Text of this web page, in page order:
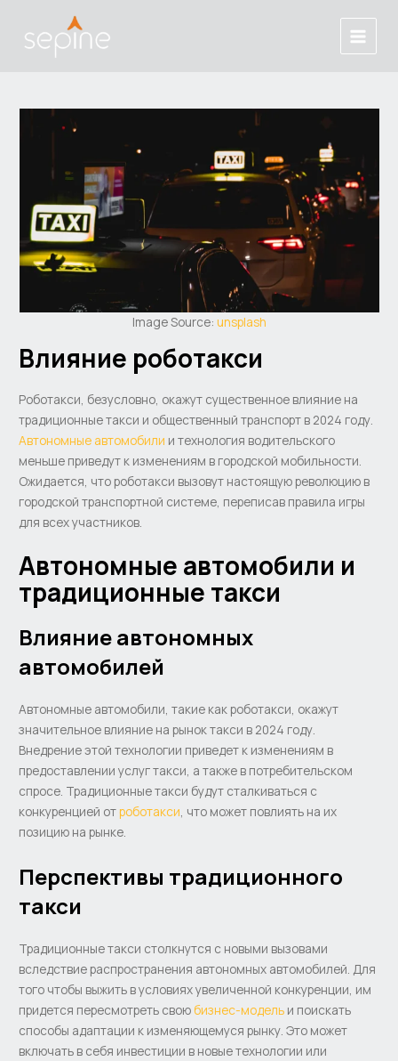
Main
Menu
Image Source: unsplash
Влияние роботакси
Роботакcи, безусловно, окажут существенное влияние на
традиционные такси и общественный транспорт в 2024 году.
Автономные автомобили и технология водительского
меньше приведут к изменениям в городской мобильности.
Ожидается, что роботакcи вызовут настоящую революцию в
городской транспортной системе, переписав правила игры
для всех участников.
Автономные автомобили и
традиционные такси
Влияние автономных
автомобилей
Автономные автомобили, такие как роботакcи, окажут
значительное влияние на рынок такси в 2024 году.
Внедрение этой технологии приведет к изменениям в
предоставлении услуг такси, а также в потребительском
спросе. Традиционные такси будут сталкиваться с
конкуренцией отроботакси, что может повлиять на их
позицию на рынке.
Перспективы традиционного
такси
Традиционные такси столкнутся с новыми вызовами
вследствие распространения автономных автомобилей. Для
того чтобы выжить в условиях увеличенной конкуренции, им
придется пересмотреть своюбизнес-модель и поискать
способы адаптации к изменяющемуся рынку. Это может
включать в себя инвестиции в новые технологии или
navigation